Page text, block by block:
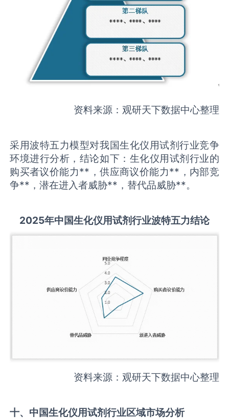
资料来源：观研天下数据中心整理
采用波特五力模型对我国生化仪用试剂行业竞争
环境进行分析，结论如下：生化仪用试剂行业的
购买者议价能力**，供应商议价能力**，内部竞
争**，潜在进入者威胁**，替代品威胁**。
2025年中国生化仪用试剂行业波特五力结论
资料来源：观研天下数据中心整理
十、中国生化仪用试剂行业区域市场分析